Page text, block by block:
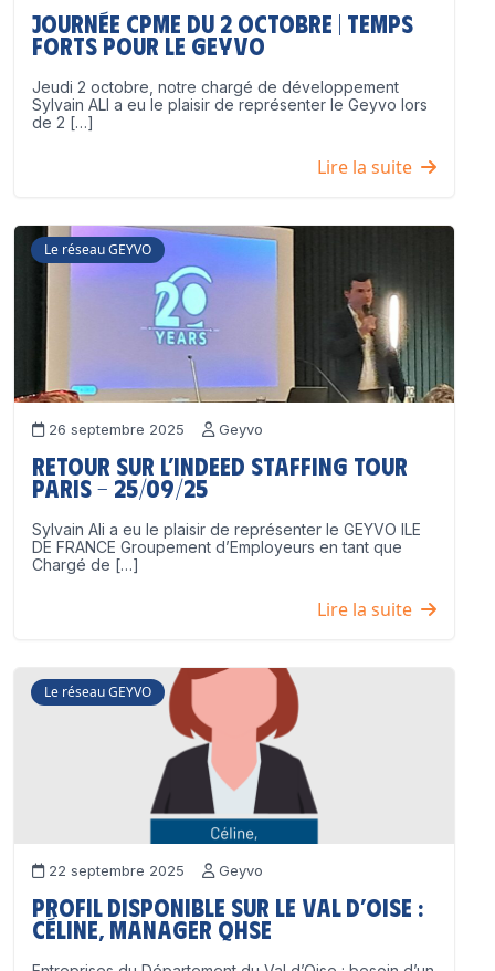
Journée CPME du 2 octobre | Temps
forts pour le GEYVO
Jeudi 2 octobre, notre chargé de développement
Sylvain ALI a eu le plaisir de représenter le Geyvo lors
de 2 […]
Lire la suite
Le réseau GEYVO
26 septembre 2025 Geyvo
Retour sur l’Indeed Staffing Tour
Paris – 25/09/25
Sylvain Ali a eu le plaisir de représenter le GEYVO ILE
DE FRANCE Groupement d’Employeurs en tant que
Chargé de […]
Lire la suite
Le réseau GEYVO
22 septembre 2025 Geyvo
Profil disponible sur le Val d’Oise :
Céline, Manager QHSE